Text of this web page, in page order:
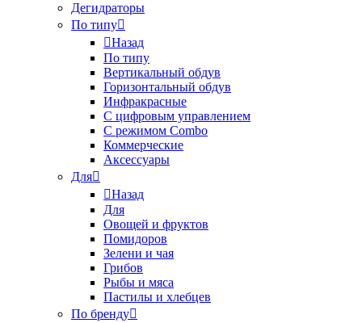
Дегидраторы
По типу
Назад
По типу
Вертикальный обдув
Горизонтальный обдув
Инфракрасные
С цифровым управлением
С режимом Combo
Коммерческие
Аксессуары
Для
Назад
Для
Овощей и фруктов
Помидоров
Зелени и чая
Грибов
Рыбы и мяса
Пастилы и хлебцев
По бренду